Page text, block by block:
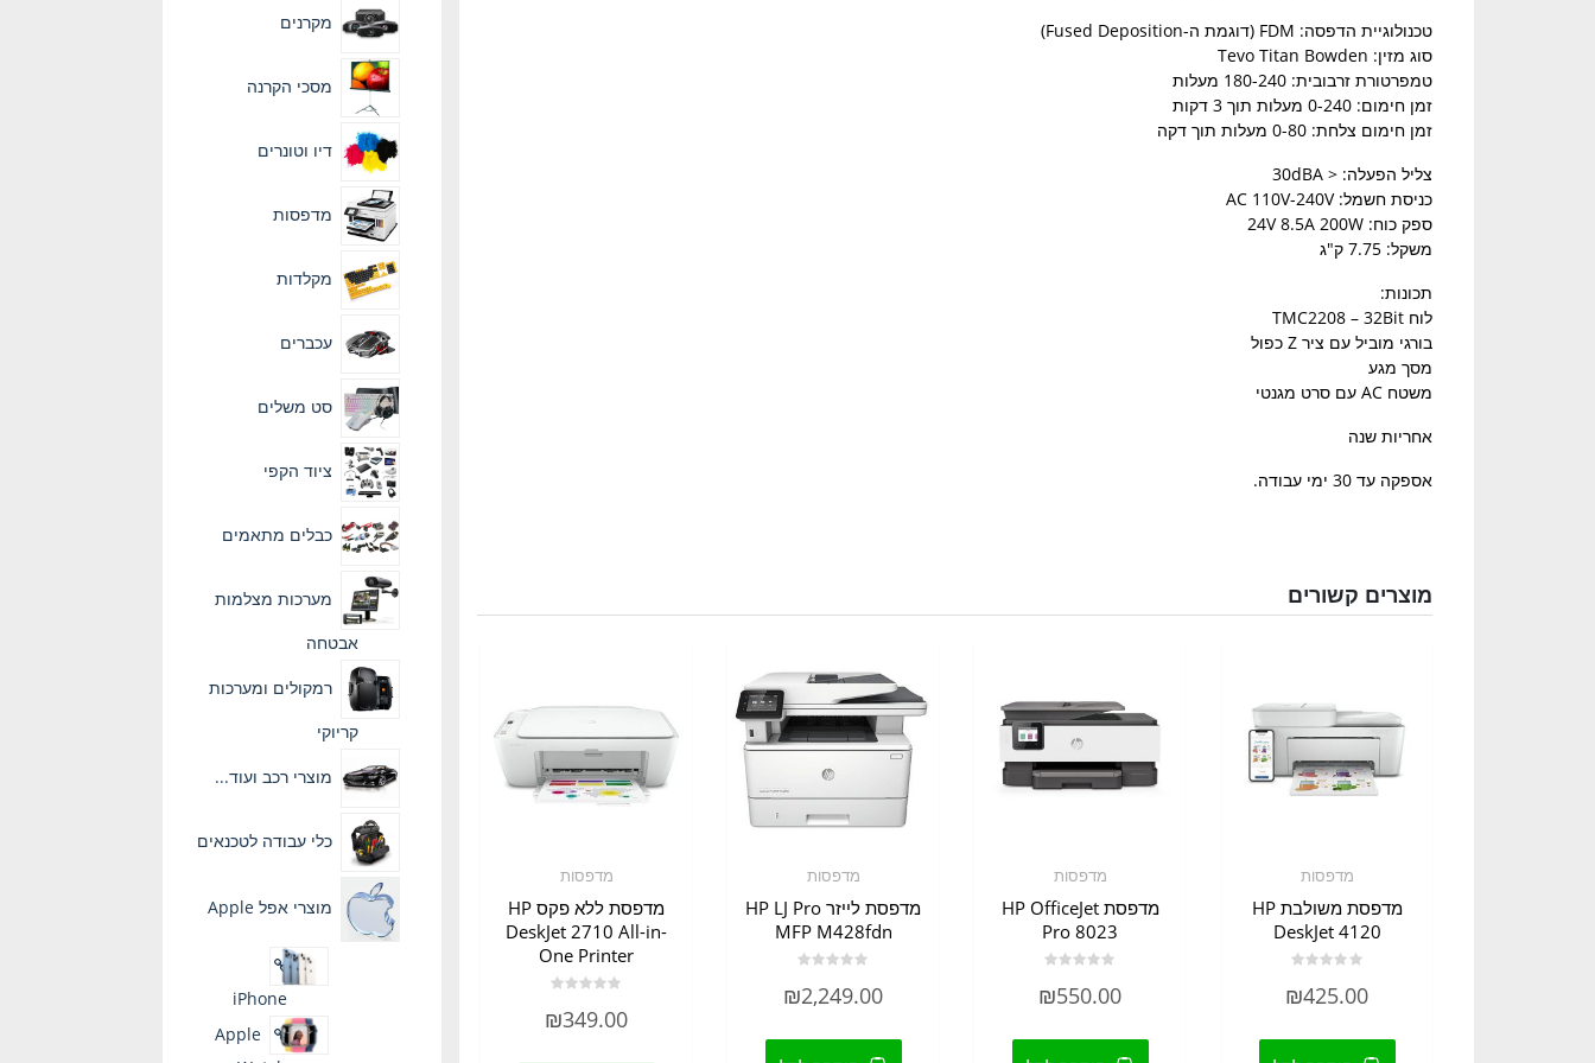
טכנולוגיית הדפסה: FDM (דוגמת ה-Fused Deposition)
סוג מזין: Tevo Titan Bowden
טמפרטורת זרבובית: 180-240 מעלות
זמן חימום: 0-240 מעלות תוך 3 דקות
זמן חימום צלחת: 0-80 מעלות תוך דקה
צליל הפעלה: < 30dBA
כניסת חשמל: AC 110V-240V
ספק כוח: 24V 8.5A 200W
משקל: 7.75 ק"ג
תכונות:
לוח TMC2208 – 32Bit
בורגי מוביל עם ציר Z כפול
מסך מגע
משטח AC עם סרט מגנטי
אחריות שנה
אספקה עד 30 ימי עבודה.
מוצרים קשורים
מדפסות
מדפסת משולבת HP
DeskJet 4120
0
₪425.00
מדפסות
מדפסת HP OfficeJet
Pro 8023
0
₪550.00
מדפסות
מדפסת לייזר HP LJ Pro
MFP M428fdn
0
₪2,249.00
מדפסות
מדפסת ללא פקס HP
DeskJet 2710 All-in-
One Printer
0
₪349.00
מקרנים
מסכי הקרנה
דיו וטונרים
מדפסות
מקלדות
עכברים
סט משלים
ציוד הקפי
כבלים מתאמים
מערכות מצלמות
אבטחה
רמקולים ומערכות
קריוקי
מוצרי רכב ועוד...
כלי עבודה לטכנאים
מוצרי אפל Apple
iPhone
Apple